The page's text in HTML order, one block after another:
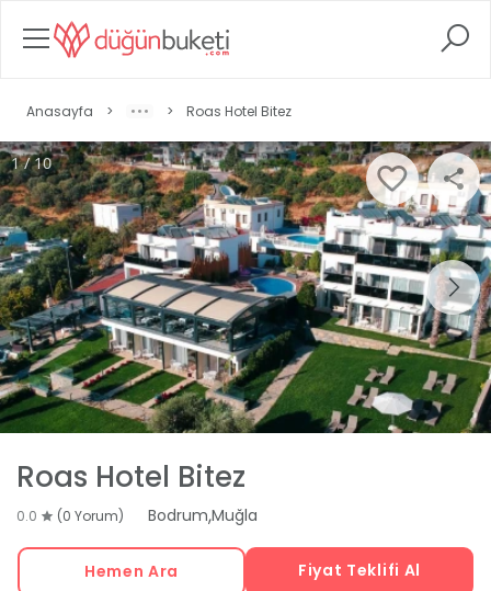
Anasayfa > > Roas Hotel Bitez
1 / 10
Roas Hotel Bitez
0.0 (0 Yorum) Bodrum,Muğla
Hemen Ara Fiyat Teklifi Al